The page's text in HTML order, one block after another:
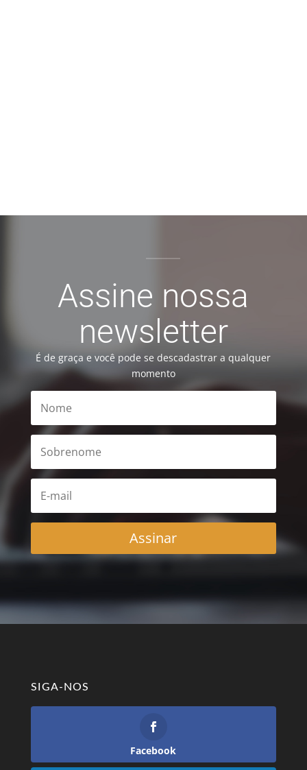
Assine nossa
newsletter
É de graça e você pode se descadastrar a qualquer
momento
Assinar
SIGA-NOS
Facebook